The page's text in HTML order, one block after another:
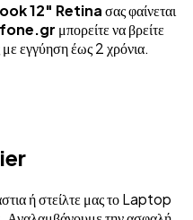
12" Retinaσας φαίνεται
μπορείτε να βρείτε
εγγύηση έως 2 χρόνια.
ή στείλτε μας το Laptop